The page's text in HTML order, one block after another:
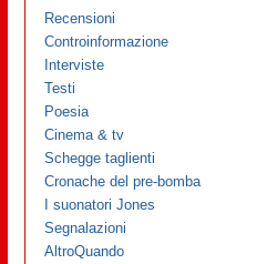
Recensioni
Controinformazione
Interviste
Testi
Poesia
Cinema & tv
Schegge taglienti
Cronache del pre-bomba
I suonatori Jones
Segnalazioni
AltroQuando